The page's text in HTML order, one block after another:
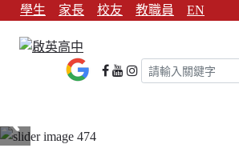
學生 家長 校友 教職員 EN